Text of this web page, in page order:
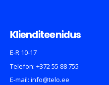
Klienditeenidus
E-R 10-17
Telefon: +372 55 88 755
E-mail: info@telo.ee